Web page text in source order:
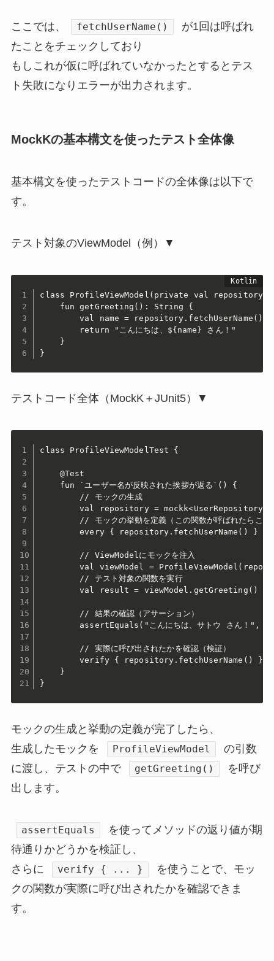
ここでは、 fetchUserName()
が1回は呼ばれ
たことをチェックしており
もしこれが仮に呼ばれていなかったとするとテス
ト失敗になりエラーが出力されます。
MockKの基本構文を使ったテスト全体像
基本構文を使ったテストコードの全体像は以下で
す。
テスト対象のViewModel（例）▼
class ProfileViewModel(private val repository:
    fun getGreeting(): String {
        val name = repository.fetchUserName()
        return "こんにちは、${name} さん！"
    }
}
テストコード全体（MockK＋JUnit5）▼
class ProfileViewModelTest {
    @Test
    fun `ユーザー名が反映された挨拶が返る`() {
        // モックの生成
val repository =
// モックの挙動を定義（この関数が呼ばれたらこの
every { repository.fetchUserName() }
        // ViewModelにモックを注入
val viewModel =
        // テスト対象の関数を実行
        val result = viewModel.getGreeting()
        // 結果の確認（アサーション）
assertEquals("こんにちは、サトウ さん！",
        // 実際に呼び出されたかを確認（検証）
        verify { repository.fetchUserName() }
    }
}
モックの生成と挙動の定義が完了したら、
生成したモックを
ProfileViewModel
の引数
に渡し、テストの中で
getGreeting()
を呼び
出します。
assertEquals
を使ってメソッドの返り値が期
待通りかどうかを検証し、
さらに
verify { ... }
を使うことで、モッ
クの関数が実際に呼び出されたかを確認できま
す。